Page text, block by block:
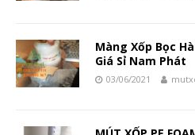
Màng Xốp Bọc
Giá Sỉ Nam Phát
03/06/2021